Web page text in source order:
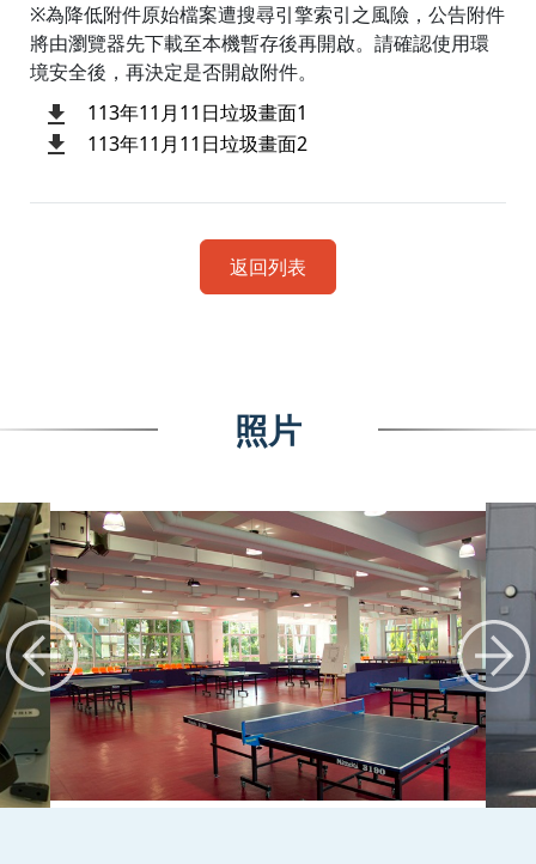
※為降低附件原始檔案遭搜尋引擎索引之風險，公告附件
將由瀏覽器先下載至本機暫存後再開啟。請確認使用環
境安全後，再決定是否開啟附件。
113年11月11日垃圾畫面1
113年11月11日垃圾畫面2
返回列表
照片